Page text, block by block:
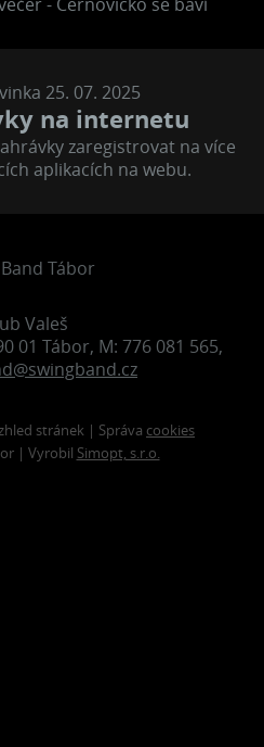
25. 07. 2025
na internetu
zaregistrovat na více
aplikacích na webu.
Tábor
Valeš
01 Tábor, M: 776 081 565,
stránek | Správa cookies
| Vyrobil Simopt, s.r.o.